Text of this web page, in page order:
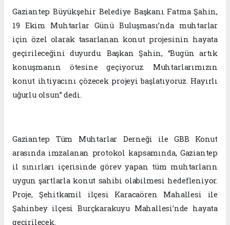
Gaziantep Büyükşehir Belediye Başkanı Fatma Şahin,
19 Ekim Muhtarlar Günü Buluşması’nda muhtarlar
için özel olarak tasarlanan konut projesinin hayata
geçirileceğini duyurdu. Başkan Şahin, “Bugün artık
konuşmanın ötesine geçiyoruz. Muhtarlarımızın
konut ihtiyacını çözecek projeyi başlatıyoruz. Hayırlı
uğurlu olsun” dedi.
Gaziantep Tüm Muhtarlar Derneği ile GBB Konut
arasında imzalanan protokol kapsamında, Gaziantep
il sınırları içerisinde görev yapan tüm muhtarların
uygun şartlarla konut sahibi olabilmesi hedefleniyor.
Proje, Şehitkamil ilçesi Karacaören Mahallesi ile
Şahinbey ilçesi Burçkarakuyu Mahallesi’nde hayata
geçirilecek.